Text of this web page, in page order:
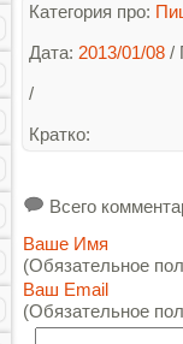
Категория про:
Дата: 2013/01/08 /
/
Кратко:
Всего
Ваше Имя
(Обязательное
Ваш Email
(Обязательное